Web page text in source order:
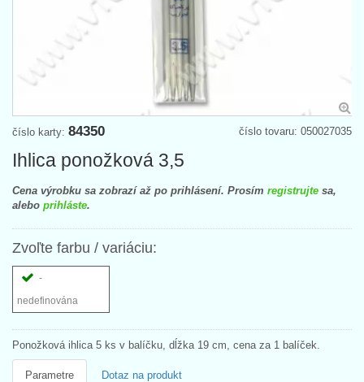
číslo tovaru: 050027035
číslo karty: 84350
Ihlica ponožková 3,5
Cena výrobku sa zobrazí až po prihlásení. Prosím registrujte sa,
alebo prihláste.
Zvoľte farbu / variáciu:
-
nedefinována
Ponožková ihlica 5 ks v balíčku, dĺžka 19 cm, cena za 1 balíček.
Parametre Dotaz na produkt